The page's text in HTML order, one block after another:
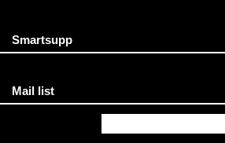
Smartsupp
Mail list